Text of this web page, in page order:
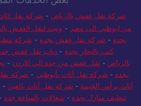
شركة نقل عفش بالرياض - شركة نقل
من ابوظبي الى مصر - ونيت لنقل العفش
بجدة - شركة نقل عفش بجدة - شركة
كنب بالبخار بجدة - دباب نقل عفش
بالرياض - نقل عفش من جدة الي الاردن -
بجدة - شركة نقل أثاث بأبوظبي - شركة
أثاث برأس الخيمة - شركة نقل أثاث بالعين -
تنظيف منازل بجدة - شغالات بالساعة جدة